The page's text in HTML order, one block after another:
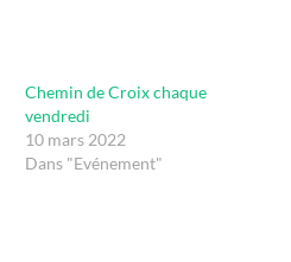
Chemin de Croix chaque
vendredi
10 mars 2022
Dans "Evénement"